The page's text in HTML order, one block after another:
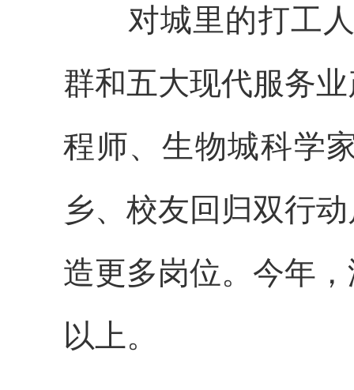
对城里的打工人
群和五大现代服务
程师、生物城科学
乡、校友回归双行
造更多岗位。今年
以上。